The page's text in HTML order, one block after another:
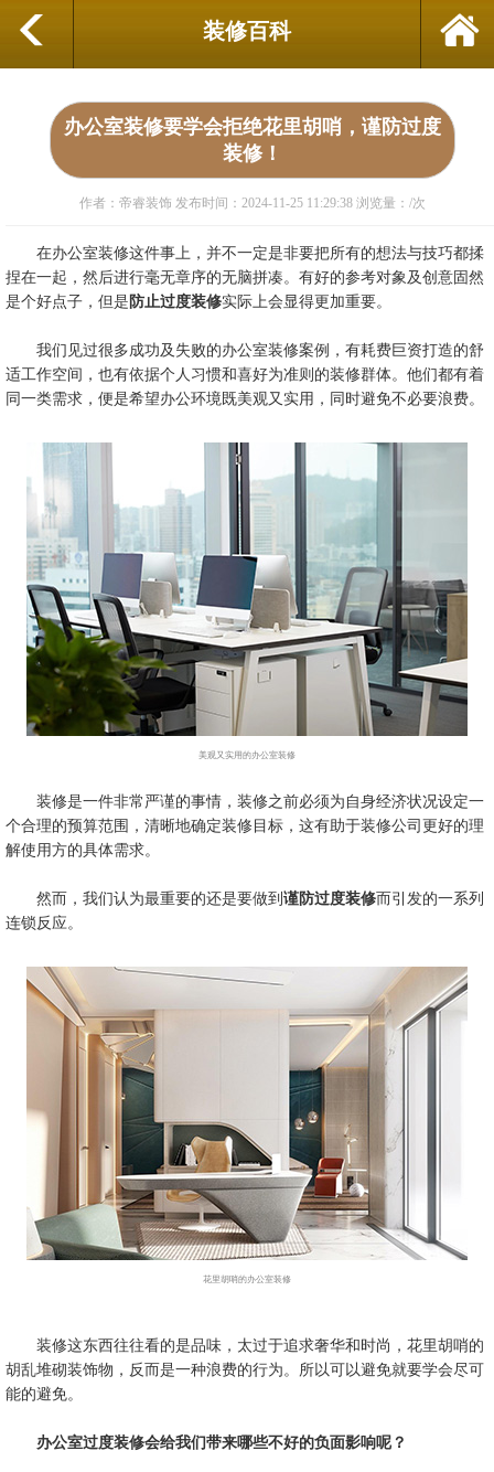
装修百科
办公室装修要学会拒绝花里胡哨，谨防过度
装修！
作者：帝睿装饰 发布时间：2024-11-25 11:29:38 浏览量： /次
在办公室装修这件事上，并不一定是非要把所有的想法与技巧都揉
捏在一起，然后进行毫无章序的无脑拼凑。有好的参考对象及创意固然
是个好点子，但是 防止过度装修实际上会显得更加重要。
我们见过很多成功及失败的办公室装修案例 ，有耗费巨资打造的舒
适工作空间，也有依据个人习惯和喜好为准则的装修群体。他们都有着
同一类需求，便是希望办公环境既美观又实用，同时避免不必要浪费。
美观又实用的办公室装修
装修是一件非常严谨的事情，装修之前必须为自身经济状况设定一
个合理的预算范围，清晰地确定装修目标，这有助于装修公司更好的理
解使用方的具体需求。
然而，我们认为最重要的还是要做到 谨防过度装修而引发的一系列
连锁反应。
花里胡哨的办公室装修
装修这东西往往看的是品味，太过于追求奢华和时尚，花里胡哨的
胡乱堆砌装饰物，反而是一种浪费的行为。所以可以避免就要学会尽可
能的避免。
办公室过度装修会给我们带来哪些不好的负面影响呢？